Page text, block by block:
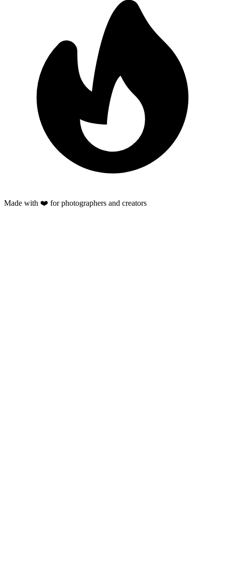
Made with ❤️ for photographers and creators